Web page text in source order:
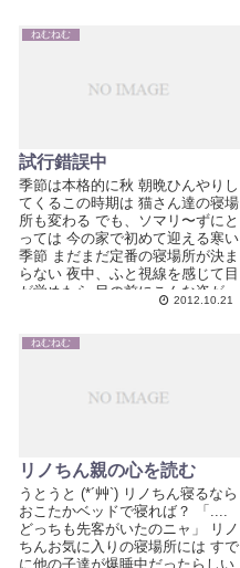
ねむねむ
試行錯誤中
季節は本格的に秋 朝晩ひんやりし
てくるこの時期は 猫さん達の寝場
所も変わる でも、ソマリ〜ずにと
っては 今の家で初めて迎える寒い
季節 まだまだ定番の寝場所が決ま
らない 夜中、ふと視線を感じて目
が覚めたら 目の前にこんな姿が...
2012.10.21
ねむねむ
リノちん親の心を読む
うとうと (*´艸`) リノちん寝るなら
おこたかベッドで寝れば？ 「....
どっちも先客がいたのニャ」 リノ
ちんお気に入りの寝場所には すで
に他の子達が爆睡中だったらしい